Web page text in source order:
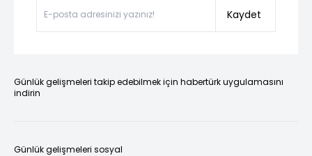
Kaydet
Günlük gelişmeleri takip edebilmek için habertürk uygulamasını
indirin
Günlük gelişmeleri sosyal